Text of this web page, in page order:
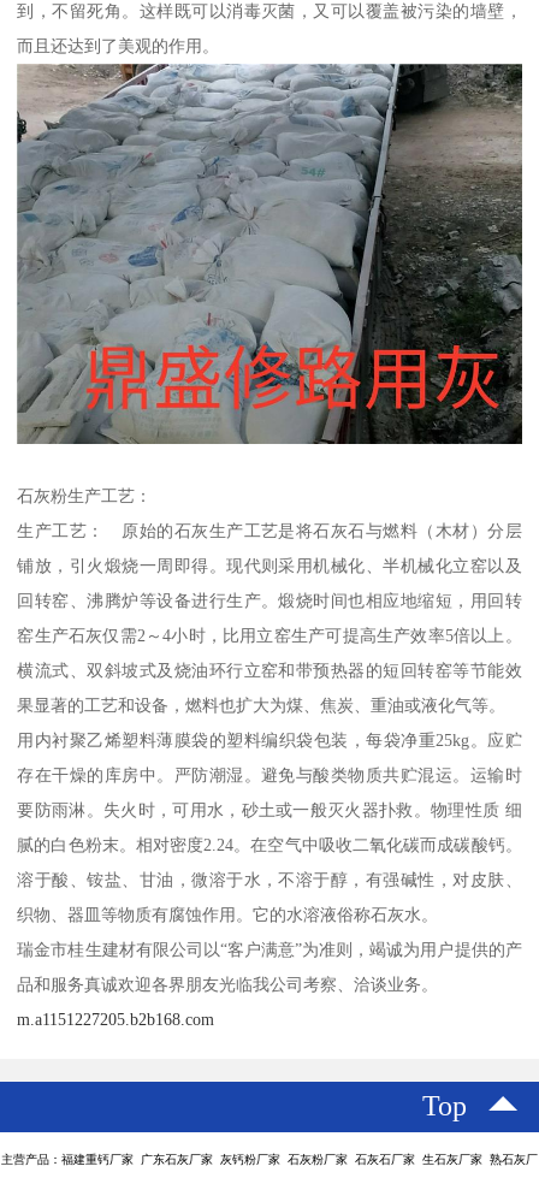
到，不留死角。这样既可以消毒灭菌，又可以覆盖被污染的墙壁，
而且还达到了美观的作用。
石灰粉生产工艺：
生产工艺： 原始的石灰生产工艺是将石灰石与燃料（木材）分层
铺放，引火煅烧一周即得。现代则采用机械化、半机械化立窑以及
回转窑、沸腾炉等设备进行生产。煅烧时间也相应地缩短，用回转
窑生产石灰仅需2～4小时，比用立窑生产可提高生产效率5倍以上。
横流式、双斜坡式及烧油环行立窑和带预热器的短回转窑等节能效
果显著的工艺和设备，燃料也扩大为煤、焦炭、重油或液化气等。
用内衬聚乙烯塑料薄膜袋的塑料编织袋包装，每袋净重25kg。应贮
存在干燥的库房中。严防潮湿。避免与酸类物质共贮混运。运输时
要防雨淋。失火时，可用水，砂土或一般灭火器扑救。物理性质 细
腻的白色粉末。相对密度2.24。在空气中吸收二氧化碳而成碳酸钙。
溶于酸、铵盐、甘油，微溶于水，不溶于醇，有强碱性，对皮肤、
织物、器皿等物质有腐蚀作用。它的水溶液俗称石灰水。
瑞金市桂生建材有限公司以“客户满意”为准则，竭诚为用户提供的产
品和服务真诚欢迎各界朋友光临我公司考察、洽谈业务。
m.a1151227205.b2b168.com
Top
主营产品：福建重钙厂家 广东石灰厂家 灰钙粉厂家 石灰粉厂家 石灰石厂家 生石灰厂家 熟石灰厂